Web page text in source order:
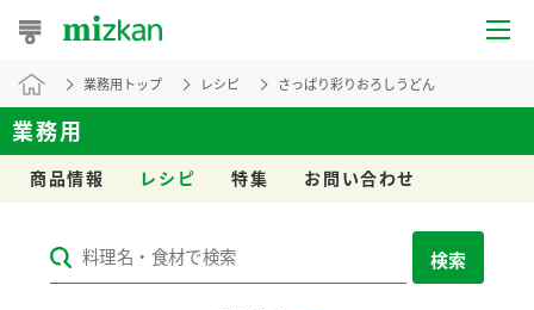
おうちレシピ
おすすめレシピ
レシピカテゴリ一覧
業務用トップ レシピ さっぱり彩りおろしうどん
業務用
商品情報 レシピ 特集 お問い合わせ
検索